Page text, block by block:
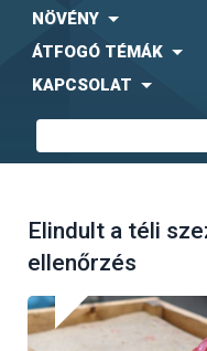
NÖVÉNY
ÁTFOGÓ TÉMÁK
KAPCSOLAT
Elindult a téli
ellenőrzés